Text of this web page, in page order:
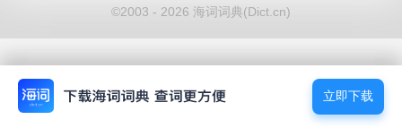
©2003 - 2026 海词词典(Dict.cn)
立即下载
立即下载